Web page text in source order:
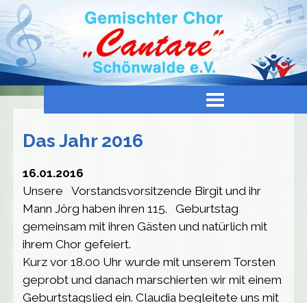
Direkt zum Seiteninhalt
Menü
Das Jahr 2016
16.01.2016
Unsere Vorstandsvorsitzende Birgit und ihr
Mann Jörg haben ihren 115. Geburtstag
gemeinsam mit ihren Gästen und natürlich mit
ihrem Chor gefeiert.
Kurz vor 18.00 Uhr wurde mit unserem Torsten
geprobt und danach marschierten wir mit einem
Geburtstagslied ein. Claudia begleitete uns mit